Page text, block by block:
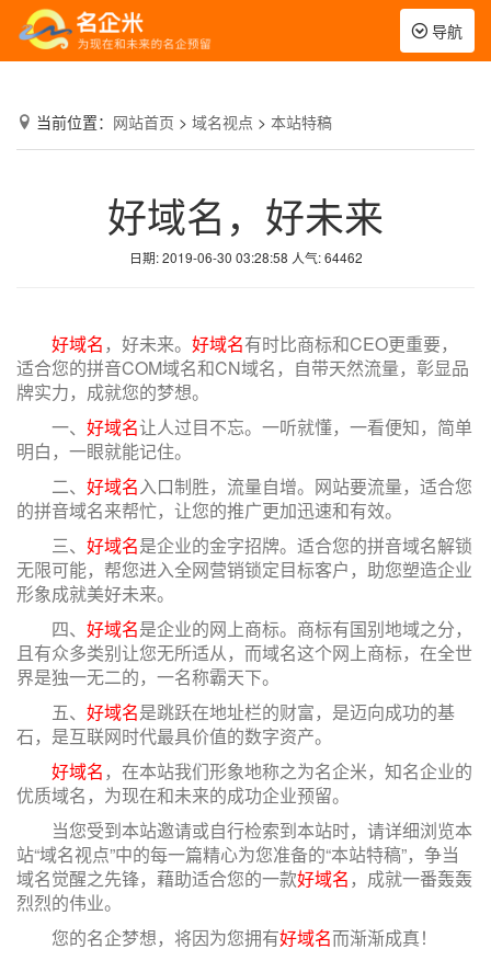
Toggle
navigation
导航
当前位置： 网站首页 > 域名视点 > 本站特稿
好域名，好未来
日期: 2019-06-30 03:28:58 人气:64462
好域名 ，好未来。 好域名有时比商标和CEO更重要，
适合您的拼音COM域名和CN域名，自带天然流量，彰显品
牌实力，成就您的梦想。
一、 好域名让人过目不忘。一听就懂，一看便知，简单
明白，一眼就能记住。
二、 好域名入口制胜，流量自增。网站要流量，适合您
的拼音域名来帮忙，让您的推广更加迅速和有效。
三、 好域名是企业的金字招牌。适合您的拼音域名解锁
无限可能，帮您进入全网营销锁定目标客户，助您塑造企业
形象成就美好未来。
四、 好域名是企业的网上商标。商标有国别地域之分，
且有众多类别让您无所适从，而域名这个网上商标，在全世
界是独一无二的，一名称霸天下。
五、 好域名是跳跃在地址栏的财富，是迈向成功的基
石，是互联网时代最具价值的数字资产。
好域名 ，在本站我们形象地称之为名企米，知名企业的
优质域名，为现在和未来的成功企业预留。
当您受到本站邀请或自行检索到本站时，请详细浏览本
站“域名视点”中的每一篇精心为您准备的“本站特稿”，争当
域名觉醒之先锋，藉助适合您的一款好域名 ，成就一番轰轰
烈烈的伟业。
您的名企梦想，将因为您拥有好域名而渐渐成真！